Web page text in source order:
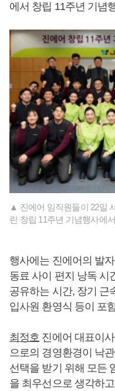
에서 창립 11주년 기념
▲ 진에어 임직원들이 22일
린 창립 11주년 기념행사에
행사에는 진에어의 발
동료 사이 편지 낭독 시
공유하는 시간, 장기 근
입사원 환영식 등이 포
최정호 진에어 대표이
으로의 경영환경이 낙
선택을 받기 위해 모든
을 최우선으로 생각하